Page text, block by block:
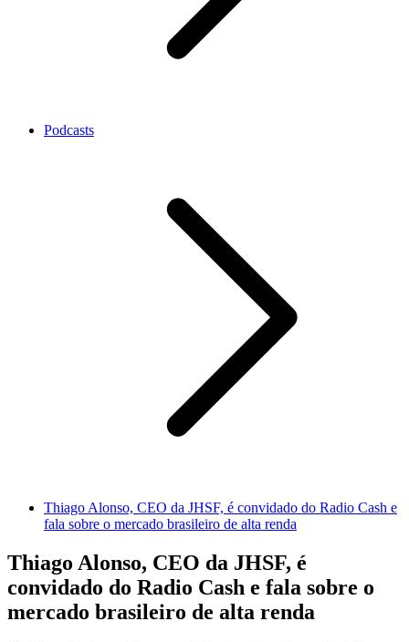
Podcasts
Thiago Alonso, CEO da JHSF, é convidado do Radio Cash e
fala sobre o mercado brasileiro de alta renda
Thiago Alonso, CEO da JHSF, é
convidado do Radio Cash e fala sobre o
mercado brasileiro de alta renda